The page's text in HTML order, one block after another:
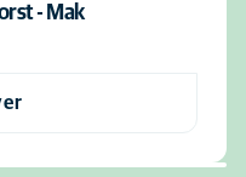
- Mak